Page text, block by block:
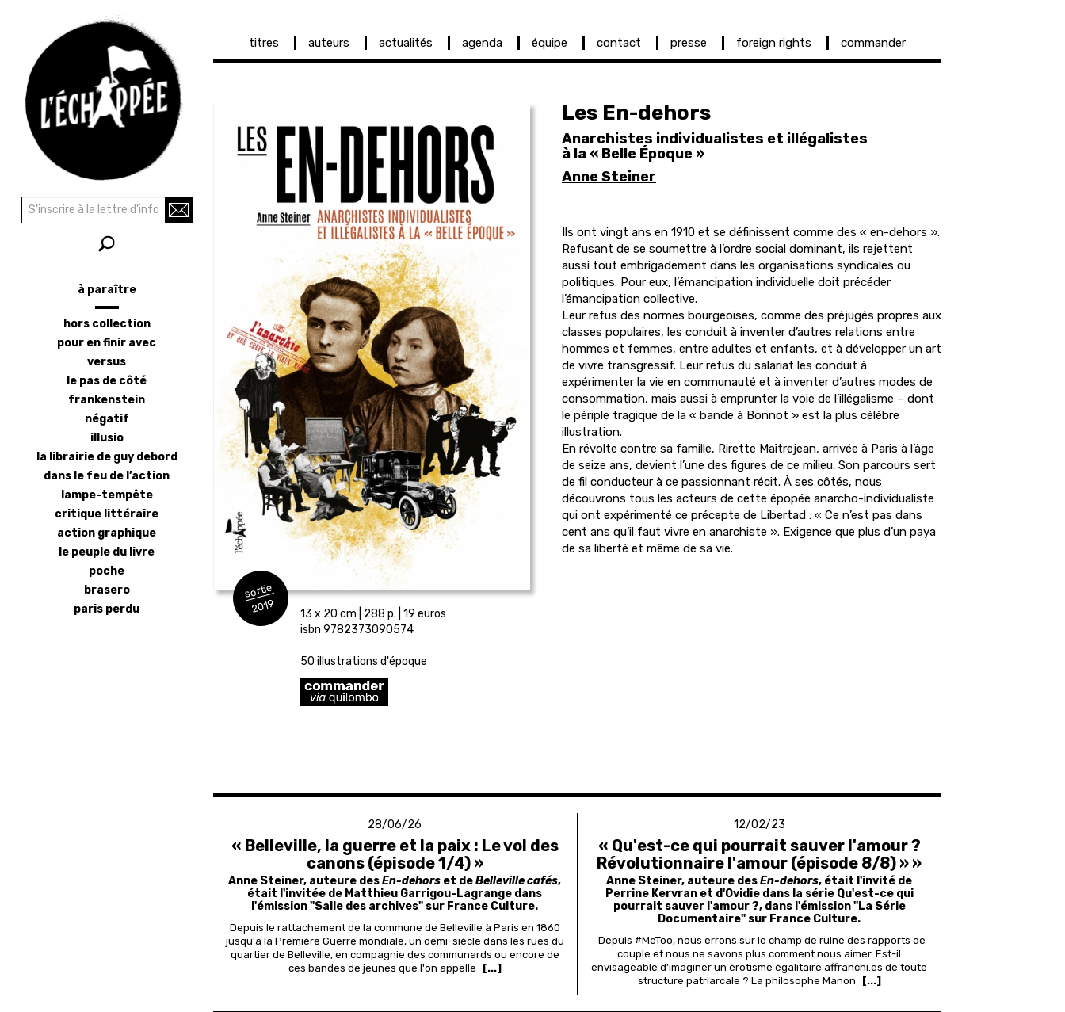
contenu
principal
principale
titres auteurs actualités agenda équipe contact presse foreign rights commander
sortie
2019
13 x 20 cm | 288 p. | 19 euros
isbn 9782373090574
50 illustrations d'époque
Les En-dehors
Anarchistes individualistes et illégalistes
à la « Belle Époque »
Anne Steiner
Ils ont vingt ans en 1910 et se définissent comme des « en-dehors ».
Refusant de se soumettre à l’ordre social dominant, ils rejettent
aussi tout embrigadement dans les organisations syndicales ou
politiques. Pour eux, l’émancipation individuelle doit précéder
l’émancipation collective.
Leur refus des normes bourgeoises, comme des préjugés propres aux
classes populaires, les conduit à inventer d’autres relations entre
hommes et femmes, entre adultes et enfants, et à développer un art
de vivre transgressif. Leur refus du salariat les conduit à
expérimenter la vie en communauté et à inventer d’autres modes de
consommation, mais aussi à emprunter la voie de l’illégalisme – dont
le périple tragique de la « bande à Bonnot » est la plus célèbre
illustration.
En révolte contre sa famille, Rirette Maîtrejean, arrivée à Paris à l’âge
de seize ans, devient l’une des figures de ce milieu. Son parcours sert
de fil conducteur à ce passionnant récit. À ses côtés, nous
découvrons tous les acteurs de cette épopée anarcho-individualiste
qui ont expérimenté ce précepte de Libertad : « Ce n’est pas dans
cent ans qu’il faut vivre en anarchiste ». Exigence que plus d’un paya
de sa liberté et même de sa vie.
28/06/26
« Belleville, la guerre et la paix : Le vol des
canons (épisode 1/4) »
Anne Steiner, auteure desEn-dehors et deBelleville cafés,
était l'invitée de Matthieu Garrigou-Lagrange dans
l'émission "Salle des archives" sur France Culture.
Depuis le rattachement de la commune de Belleville à Paris en 1860
jusqu'à la Première Guerre mondiale, un demi-siècle dans les rues du
quartier de Belleville, en compagnie des communards ou encore de
ces bandes de jeunes que l'on appelle
[...]
12/02/23
« Qu'est-ce qui pourrait sauver l'amour ?
Révolutionnaire l'amour (épisode 8/8) » »
Anne Steiner, auteure desEn-dehors, était l'invité de
Perrine Kervran et d'Ovidie dans la série Qu'est-ce qui
pourrait sauver l'amour ?, dans l'émission "La Série
Documentaire" sur France Culture.
Depuis #MeToo, nous errons sur le champ de ruine des rapports de
couple et nous ne savons plus comment nous aimer. Est-il
envisageable d’imaginer un érotisme égalitaireaffranchi.es de toute
structure patriarcale ? La philosophe Manon [...]
Rechercher
latéral
à paraître
hors collection
pour en finir avec
versus
le pas de côté
frankenstein
négatif
illusio
la librairie de guy debord
dans le feu de l’action
lampe-tempête
critique littéraire
action graphique
le peuple du livre
poche
brasero
paris perdu